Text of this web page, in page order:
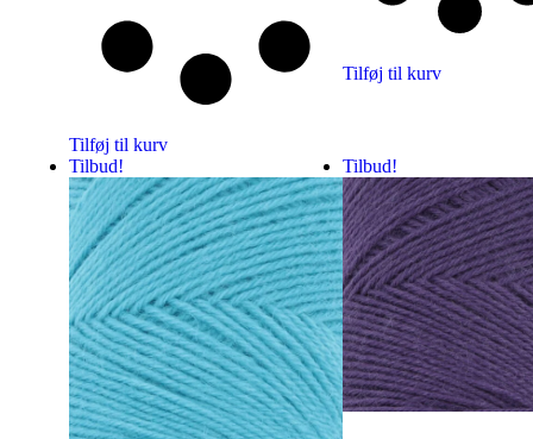
Tilføj til kurv
Tilføj til kurv
Tilbud! Tilbud!